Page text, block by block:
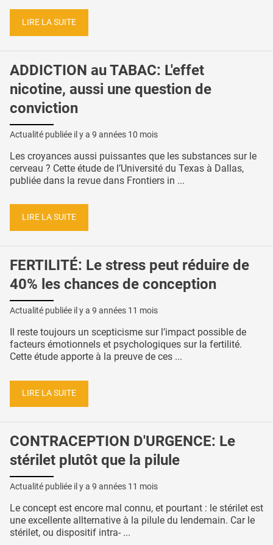
LIRE LA SUITE
ADDICTION au TABAC: L'effet
nicotine, aussi une question de
conviction
Actualité publiée il y a 9 années 10 mois
Les croyances aussi puissantes que les substances sur le
cerveau ? Cette étude de l’Université du Texas à Dallas,
publiée dans la revue dans Frontiers in ...
LIRE LA SUITE
FERTILITÉ: Le stress peut réduire de
40% les chances de conception
Actualité publiée il y a 9 années 11 mois
Il reste toujours un scepticisme sur l’impact possible de
facteurs émotionnels et psychologiques sur la fertilité.
Cette étude apporte à la preuve de ces ...
LIRE LA SUITE
CONTRACEPTION D'URGENCE: Le
stérilet plutôt que la pilule
Actualité publiée il y a 9 années 11 mois
Le concept est encore mal connu, et pourtant : le stérilet est
une excellente allternative à la pilule du lendemain. Car le
stérilet, ou dispositif intra- ...